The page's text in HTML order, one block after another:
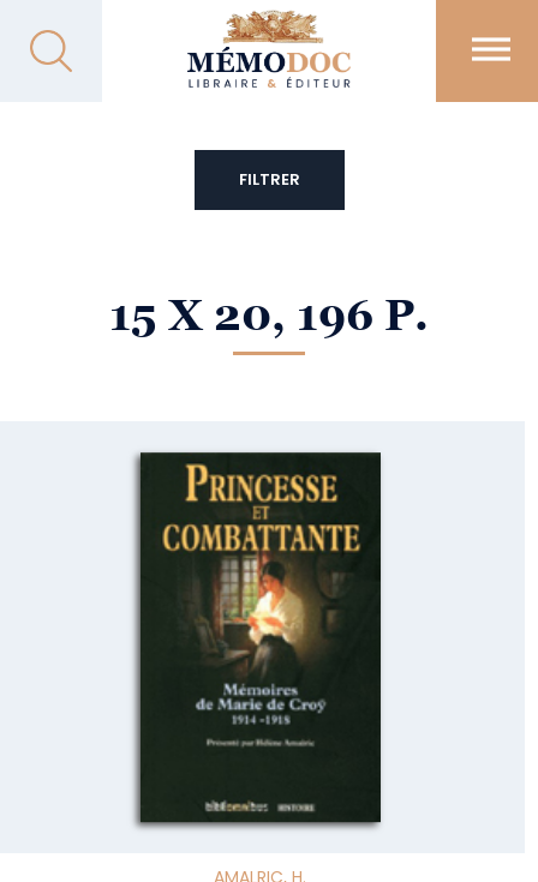
15 X 20, 196 P.
AMALRIC, H.
FILTRER